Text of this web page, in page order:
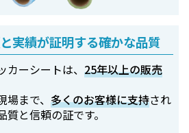
実績が証明する確かな品質
カーシートは、25年以上の販売
場まで、多くのお客様に支持され
と信頼の証です。